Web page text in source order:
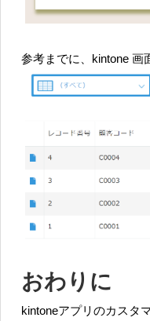
参考までに、kintone 画
おわりに
kintoneアプリのカスタ